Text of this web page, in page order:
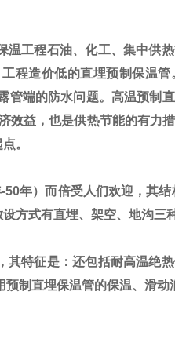
工程石油、化工、集中供
程造价低的直埋预制保温
管端的防水问题。高温预制
效益，也是供热节能的有力
。
-50年）而倍受人们欢迎，其结
方式有直埋、架空、地沟三
特征是：还包括耐高温绝
预制直埋保温管的保温、滑动